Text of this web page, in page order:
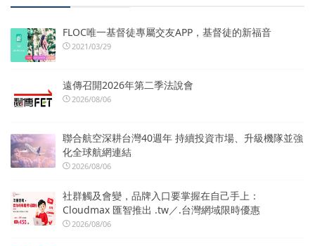
FLOC唯一基督徒專屬交友APP，基督徒的新福音
2021/03/29
遠傳召開2026年第二季法說會
2026/08/06
聯合航空深耕台灣40週年 持續投資市場、升級機隊並強
化全球航網連結
2026/08/06
社群觸及會變，品牌入口要掌握在自己手上：
Cloudmax 匯智推出 .tw／.台灣網域限時優惠
2026/08/06